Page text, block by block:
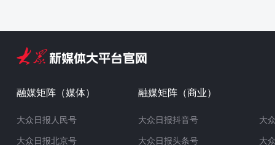
融媒矩阵（媒体）
大众日报人民号
大众日报北京号
融媒矩阵（商业）
大众日报抖音号
大众日报头条号
大
大